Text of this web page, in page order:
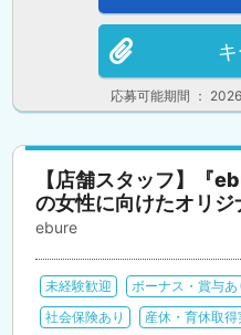
応募可能期間 ：
【店舗スタッフ】『
の女性に向けたオリジ
ebure
未経験歓迎 ボーナス・賞与あ
社会保険あり
産休・育休取得